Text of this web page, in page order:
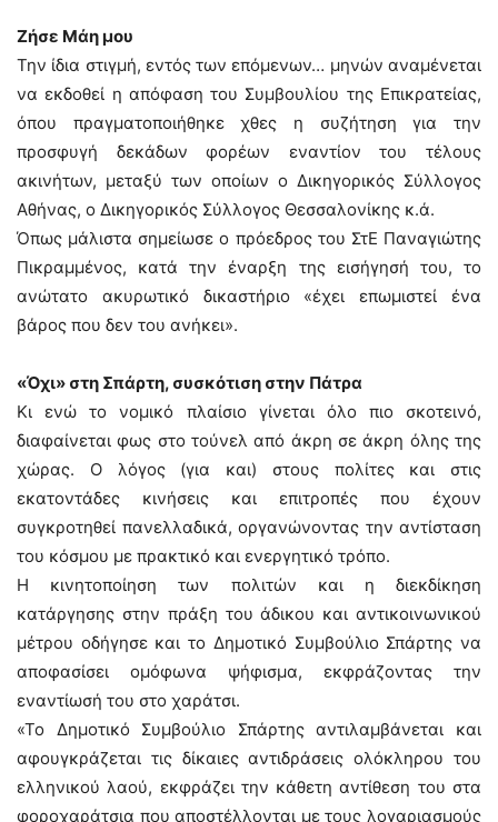
Ζήσε Μάη μου
Την ίδια στιγμή, εντός των επόμενων… μηνών αναμένεται
να εκδοθεί η απόφαση του Συμβουλίου της Επικρατείας,
όπου πραγματοποιήθηκε χθες η συζήτηση για την
προσφυγή δεκάδων φορέων εναντίον του τέλους
ακινήτων, μεταξύ των οποίων ο Δικηγορικός Σύλλογος
Αθήνας, ο Δικηγορικός Σύλλογος Θεσσαλονίκης κ.ά.
Όπως μάλιστα σημείωσε ο πρόεδρος του ΣτΕ Παναγιώτης
Πικραμμένος, κατά την έναρξη της εισήγησή του, το
ανώτατο ακυρωτικό δικαστήριο «έχει επωμιστεί ένα
βάρος που δεν του ανήκει».
«Όχι» στη Σπάρτη, συσκότιση στην Πάτρα
Κι ενώ το νομικό πλαίσιο γίνεται όλο πιο σκοτεινό,
διαφαίνεται φως στο τούνελ από άκρη σε άκρη όλης της
χώρας. Ο λόγος (για και) στους πολίτες και στις
εκατοντάδες κινήσεις και επιτροπές που έχουν
συγκροτηθεί πανελλαδικά, οργανώνοντας την αντίσταση
του κόσμου με πρακτικό και ενεργητικό τρόπο.
Η κινητοποίηση των πολιτών και η διεκδίκηση
κατάργησης στην πράξη του άδικου και αντικοινωνικού
μέτρου οδήγησε και το Δημοτικό Συμβούλιο Σπάρτης να
αποφασίσει ομόφωνα ψήφισμα, εκφράζοντας την
εναντίωσή του στο χαράτσι.
«Το Δημοτικό Συμβούλιο Σπάρτης αντιλαμβάνεται και
αφουγκράζεται τις δίκαιες αντιδράσεις ολόκληρου του
ελληνικού λαού, εκφράζει την κάθετη αντίθεση του στα
φοροχαράτσια που αποστέλλονται με τους λογαριασμούς